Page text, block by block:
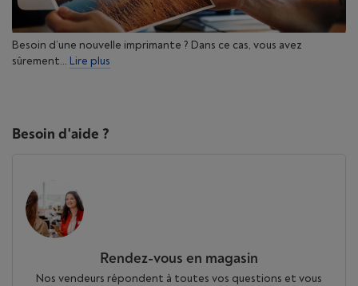
Besoin d’une nouvelle imprimante ? Dans ce cas, vous avez
sûrement... Lire plus
Besoin d'aide ?
Rendez-vous en magasin
Nos vendeurs répondent à toutes vos questions et vous